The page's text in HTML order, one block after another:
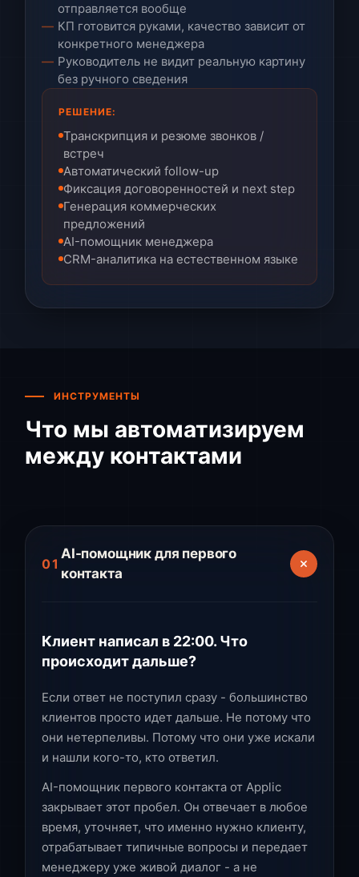
отправляется вообще
КП готовится руками, качество зависит от
конкретного менеджера
Руководитель не видит реальную картину
без ручного сведения
РЕШЕНИЕ:
Транскрипция и резюме звонков /
встреч
Автоматический follow-up
Фиксация договоренностей и next step
Генерация коммерческих
предложений
AI-помощник менеджера
CRM-аналитика на естественном языке
ИНСТРУМЕНТЫ
Что мы автоматизируем
между контактами
01
AI-помощник для первого
контакта
Клиент написал в 22:00. Что
происходит дальше?
Если ответ не поступил сразу - большинство
клиентов просто идет дальше. Не потому что
они нетерпеливы. Потому что они уже искали
и нашли кого-то, кто ответил.
AI-помощник первого контакта от Applic
закрывает этот пробел. Он отвечает в любое
время, уточняет, что именно нужно клиенту,
отрабатывает типичные вопросы и передает
менеджеру уже живой диалог - а не